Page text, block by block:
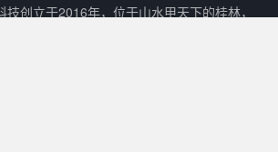
技创立于2016年，位于山水甲天下的桂林，